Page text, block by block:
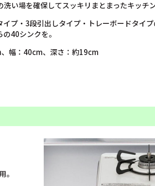
洗い場を確保してスッキリまとまったキッチン
イプ・3段引出しタイプ・トレーボードタイ
40シンクを。
幅：40cm、深さ：約19cm
。